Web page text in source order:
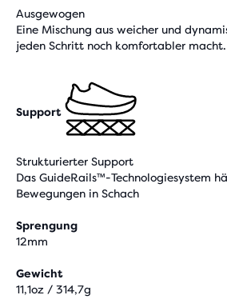
Ausgewogen
Eine Mischung aus weicher und
jeden Schritt noch komfortabler macht.
Support
Strukturierter Support
Das GuideRails™-Technologiesystem
Bewegungen in Schach
Sprengung
12mm
Gewicht
11,1oz / 314,7g